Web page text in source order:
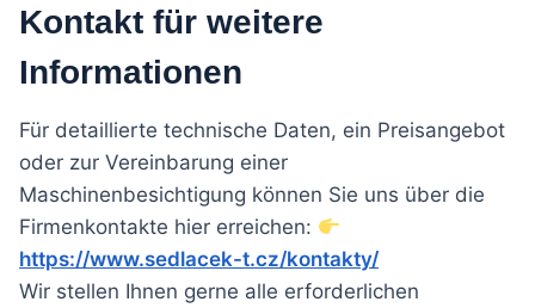
Kontakt für weitere
Informationen
Für detaillierte technische Daten, ein Preisangebot
oder zur Vereinbarung einer
Maschinenbesichtigung können Sie uns über die
Firmenkontakte hier erreichen:
https://www.sedlacek-t.cz/kontakty/
Wir stellen Ihnen gerne alle erforderlichen